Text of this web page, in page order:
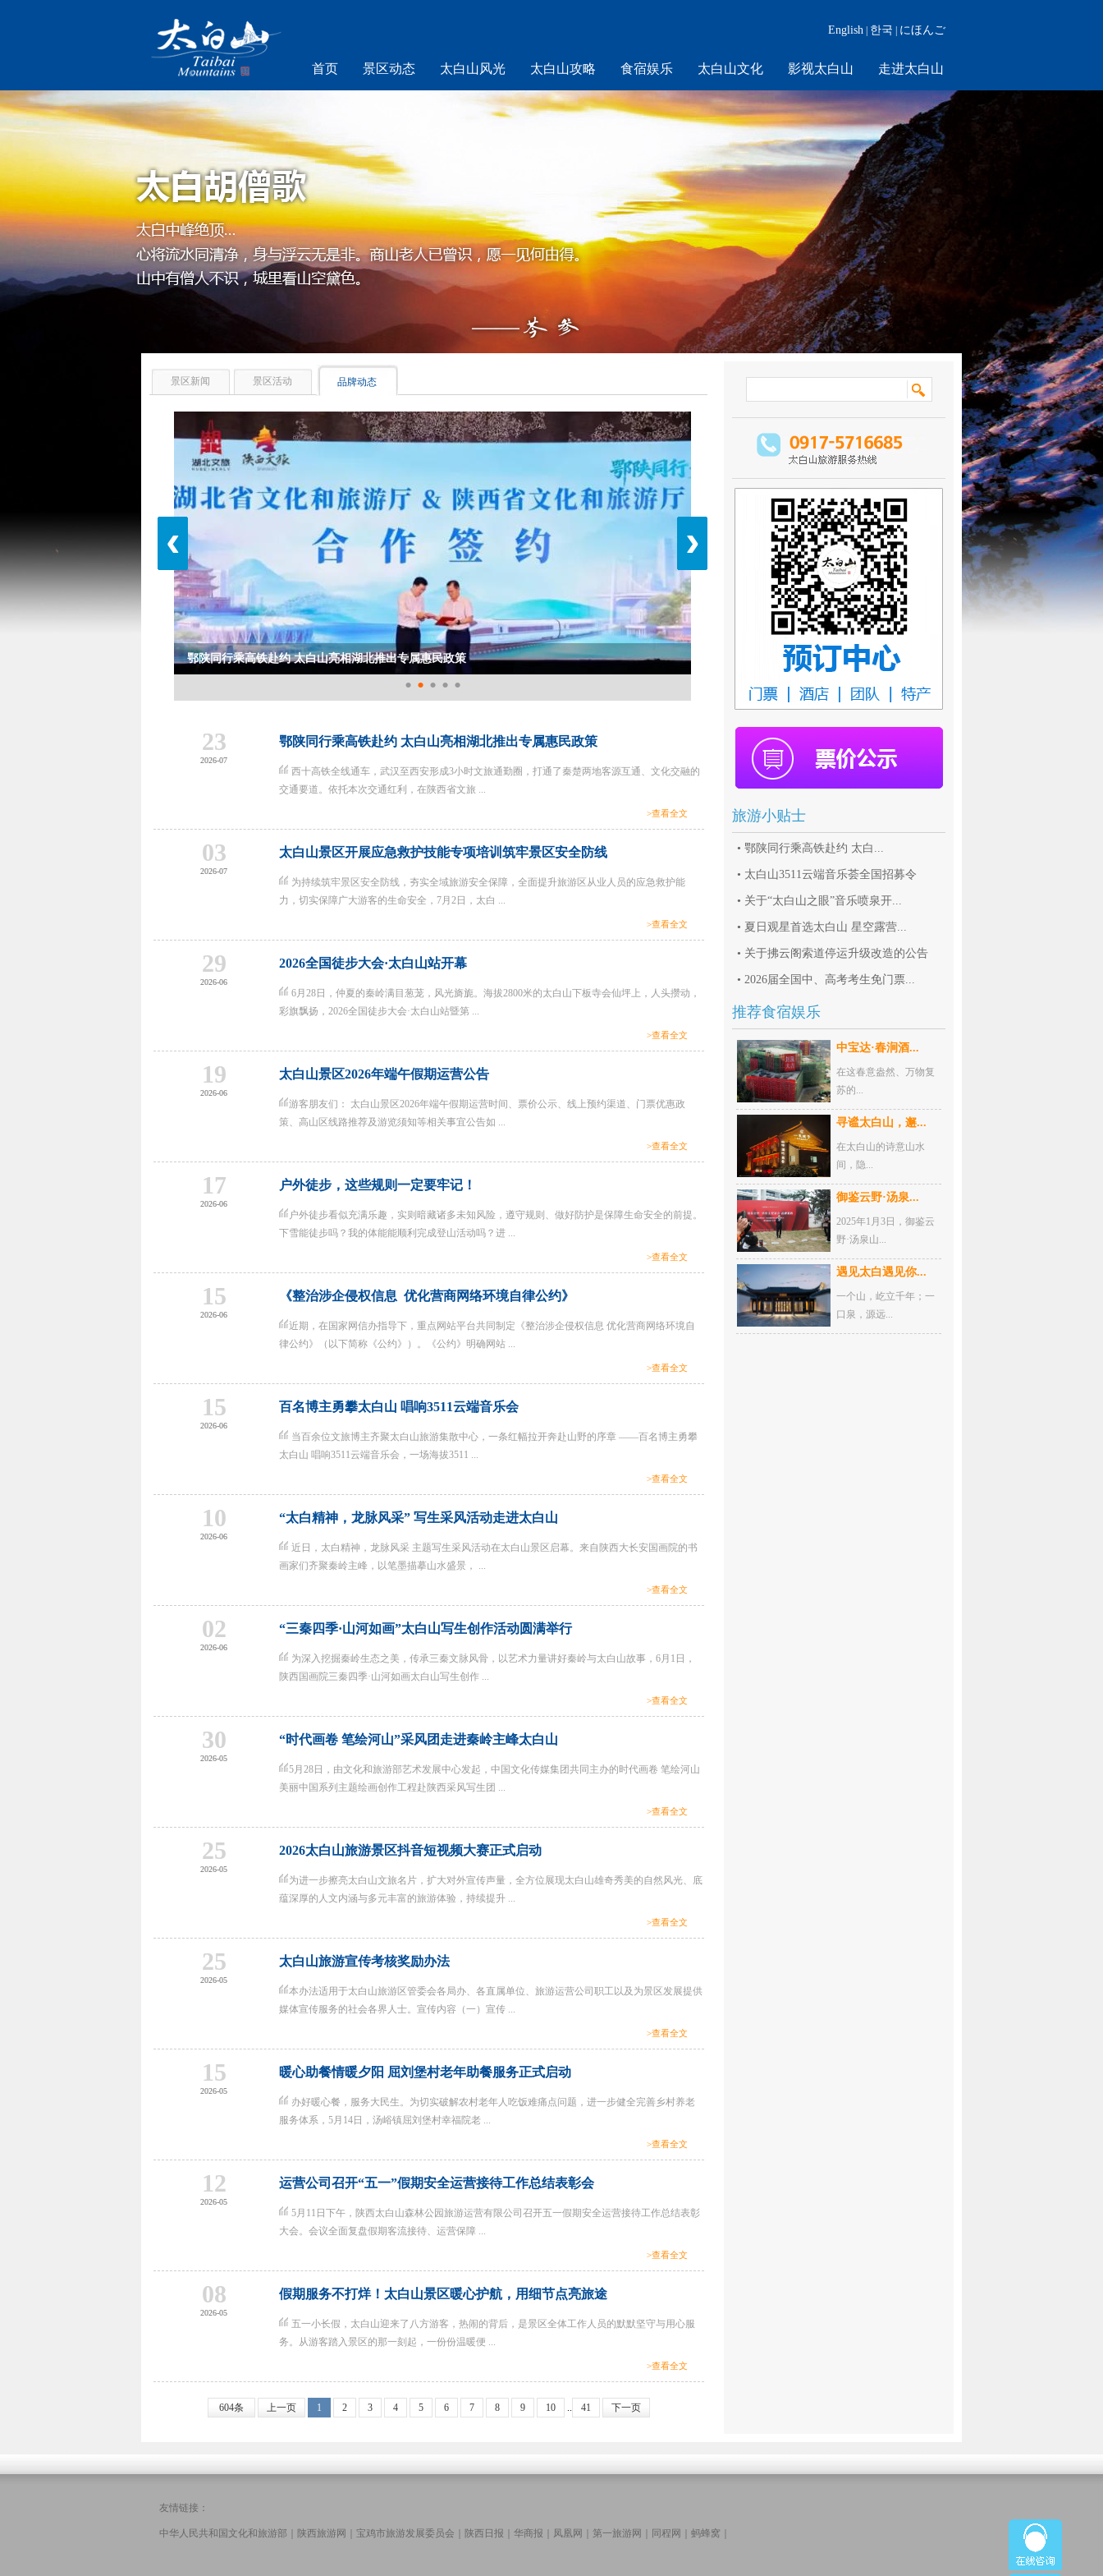
English 한국 にほんご
首页 景区动态 太白山风光 太白山攻略 食宿娱乐 太白山文化 影视太白山 走进太白山
景区新闻 景区活动 品牌动态
鄂陕同行乘高铁赴约 太白山亮相湖北推出专属惠民政策
鄂陕同行乘高铁赴约 太白山亮相湖北推出专属惠民政策
• • • • •
‹ ›
23
2026-07
鄂陕同行乘高铁赴约 太白山亮相湖北推出专属惠民政策
西十高铁全线通车，武汉至西安形成3小时文旅通勤圈，打通了秦楚两地客源互通、文化交融的
交通要道。依托本次交通红利，在陕西省文旅 ...
>查看全文
03
2026-07
太白山景区开展应急救护技能专项培训筑牢景区安全防线
为持续筑牢景区安全防线，夯实全域旅游安全保障，全面提升旅游区从业人员的应急救护能
力，切实保障广大游客的生命安全，7月2日，太白 ...
>查看全文
29
2026-06
2026全国徒步大会·太白山站开幕
6月28日，仲夏的秦岭满目葱茏，风光旖旎。海拔2800米的太白山下板寺会仙坪上，人头攒动，
彩旗飘扬，2026全国徒步大会·太白山站暨第 ...
>查看全文
19
2026-06
太白山景区2026年端午假期运营公告
游客朋友们： 太白山景区2026年端午假期运营时间、票价公示、线上预约渠道、门票优惠政
策、高山区线路推荐及游览须知等相关事宜公告如 ...
>查看全文
17
2026-06
户外徒步，这些规则一定要牢记！
户外徒步看似充满乐趣，实则暗藏诸多未知风险，遵守规则、做好防护是保障生命安全的前提。
下雪能徒步吗？我的体能能顺利完成登山活动吗？进 ...
>查看全文
15
2026-06
《整治涉企侵权信息 优化营商网络环境自律公约》
近期，在国家网信办指导下，重点网站平台共同制定《整治涉企侵权信息 优化营商网络环境自
律公约》（以下简称《公约》）。《公约》明确网站 ...
>查看全文
15
2026-06
百名博主勇攀太白山 唱响3511云端音乐会
当百余位文旅博主齐聚太白山旅游集散中心，一条红幅拉开奔赴山野的序章 ——百名博主勇攀
太白山 唱响3511云端音乐会，一场海拔3511 ...
>查看全文
10
2026-06
“太白精神，龙脉风采” 写生采风活动走进太白山
近日，太白精神，龙脉风采 主题写生采风活动在太白山景区启幕。来自陕西大长安国画院的书
画家们齐聚秦岭主峰，以笔墨描摹山水盛景， ...
>查看全文
02
2026-06
“三秦四季·山河如画”太白山写生创作活动圆满举行
为深入挖掘秦岭生态之美，传承三秦文脉风骨，以艺术力量讲好秦岭与太白山故事，6月1日，
陕西国画院三秦四季·山河如画太白山写生创作 ...
>查看全文
30
2026-05
“时代画卷 笔绘河山”采风团走进秦岭主峰太白山
5月28日，由文化和旅游部艺术发展中心发起，中国文化传媒集团共同主办的时代画卷 笔绘河山
美丽中国系列主题绘画创作工程赴陕西采风写生团 ...
>查看全文
25
2026-05
2026太白山旅游景区抖音短视频大赛正式启动
为进一步擦亮太白山文旅名片，扩大对外宣传声量，全方位展现太白山雄奇秀美的自然风光、底
蕴深厚的人文内涵与多元丰富的旅游体验，持续提升 ...
>查看全文
25
2026-05
太白山旅游宣传考核奖励办法
本办法适用于太白山旅游区管委会各局办、各直属单位、旅游运营公司职工以及为景区发展提供
媒体宣传服务的社会各界人士。宣传内容（一）宣传 ...
>查看全文
15
2026-05
暖心助餐情暖夕阳 屈刘堡村老年助餐服务正式启动
办好暖心餐，服务大民生。为切实破解农村老年人吃饭难痛点问题，进一步健全完善乡村养老
服务体系，5月14日，汤峪镇屈刘堡村幸福院老 ...
>查看全文
12
2026-05
运营公司召开“五一”假期安全运营接待工作总结表彰会
5月11日下午，陕西太白山森林公园旅游运营有限公司召开五一假期安全运营接待工作总结表彰
大会。会议全面复盘假期客流接待、运营保障 ...
>查看全文
08
2026-05
假期服务不打烊！太白山景区暖心护航，用细节点亮旅途
五一小长假，太白山迎来了八方游客，热闹的背后，是景区全体工作人员的默默坚守与用心服
务。从游客踏入景区的那一刻起，一份份温暖便 ...
>查看全文
604条 上一页 1 2 3 4 5 6 7 8 9 10 .. 41 下一页
旅游小贴士
• 鄂陕同行乘高铁赴约 太白...
• 太白山3511云端音乐荟全国招募令
• 关于“太白山之眼”音乐喷泉开...
• 夏日观星首选太白山 星空露营...
• 关于拂云阁索道停运升级改造的公告
• 2026届全国中、高考考生免门票...
推荐食宿娱乐
中宝达·春涧酒...
在这春意盎然、万物复
苏的...
寻谧太白山，邂...
在太白山的诗意山水
间，隐...
御鉴云野·汤泉...
2025年1月3日，御鉴云
野·汤泉山...
遇见太白遇见你...
一个山，屹立千年；一
口泉，源远...
友情链接：
中华人民共和国文化和旅游部 陕西旅游网 宝鸡市旅游发展委员会 陕西日报 华商报 凤凰网 第一旅游网 同程网 蚂蜂窝